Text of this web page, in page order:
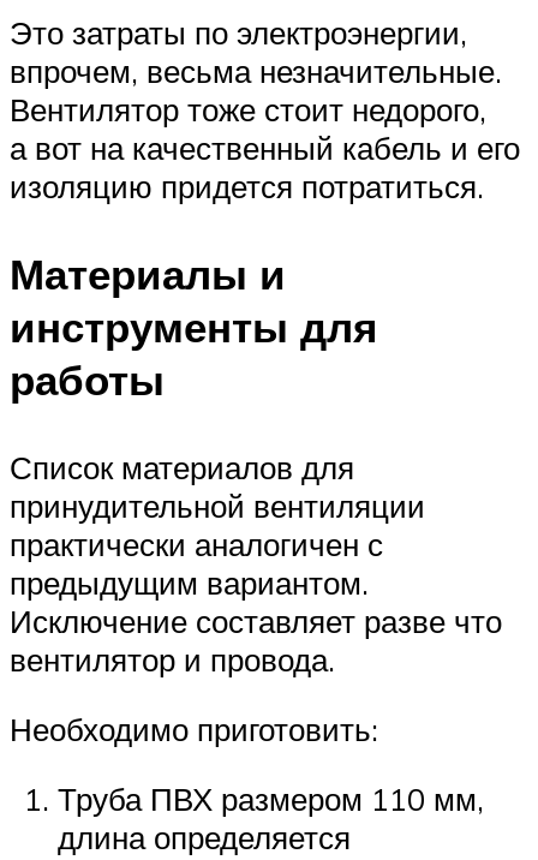
Это затраты по электроэнергии,
впрочем, весьма незначительные.
Вентилятор тоже стоит недорого,
а вот на качественный кабель и его
изоляцию придется потратиться.
Материалы и
инструменты для
работы
Список материалов для
принудительной вентиляции
практически аналогичен с
предыдущим вариантом.
Исключение составляет разве что
вентилятор и провода.
Необходимо приготовить:
Труба ПВХ размером 110 мм,
длина определяется